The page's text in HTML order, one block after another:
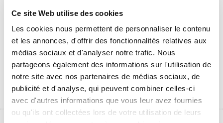
Ce site Web utilise des cookies
Les cookies nous permettent de personnaliser le contenu
et les annonces, d'offrir des fonctionnalités relatives aux
médias sociaux et d'analyser notre trafic. Nous
partageons également des informations sur l'utilisation de
notre site avec nos partenaires de médias sociaux, de
publicité et d'analyse, qui peuvent combiner celles-ci
avec d'autres informations que vous leur avez fournies
ou qu'ils ont collectées lors de votre utilisation de leurs
Communiqué de
presse
Thermes&Veines
1 Mo
Communiqué de
presse SPECTH